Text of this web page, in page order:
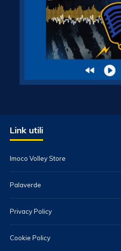
Link utili
Imoco Volley Store
Palaverde
Privacy Policy
Cookie Policy